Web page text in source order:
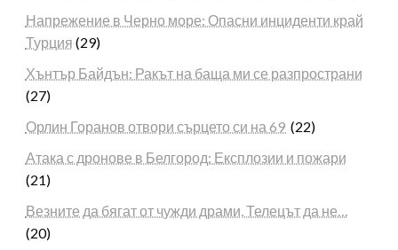
Напрежение в Черно море: Опасни инциденти край
Турция (29)
Хънтър Байдън: Ракът на баща ми се разпространи
(27)
Орлин Горанов отвори сърцето си на 69 (22)
Атака с дронове в Белгород: Експлозии и пожари
(21)
Везните да бягат от чужди драми, Телецът да не…
(20)